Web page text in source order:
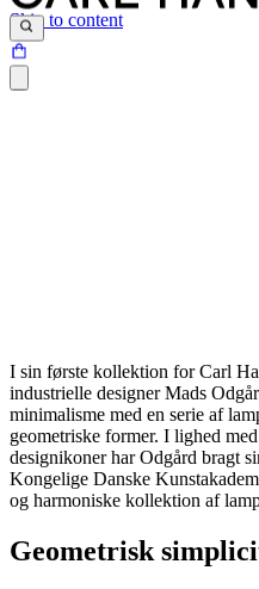
Skip to content
I sin første kollektion for Carl
industrielle designer Mads
minimalisme med en serie af
geometriske former. I lighed
designikoner har Odgård bragt
Kongelige Danske
og harmoniske kollektion af
Geometrisk